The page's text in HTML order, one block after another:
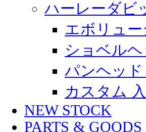
ハーレーダビ
エボリュ
ショベル
パンヘッ
カスタム
NEW STOCK
PARTS & GOODS